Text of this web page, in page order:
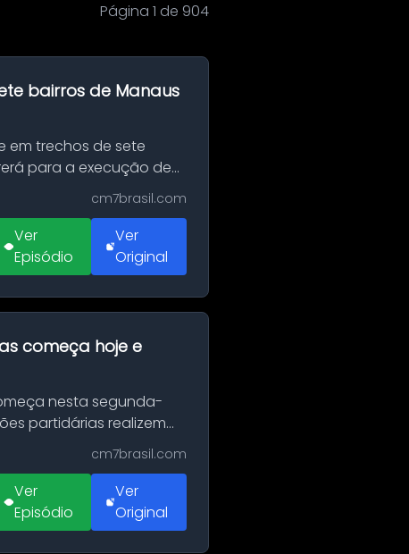
Página 1 de 904
bairros de Manaus
em trechos de sete
para a execução de
cm7brasil.com
Ver
Episódio
Ver
Original
começa hoje e
nesta segunda-
partidárias realizem
cm7brasil.com
Ver
Episódio
Ver
Original